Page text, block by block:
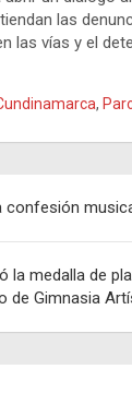
las
las vías y el
,
confesión
la medalla de
de Gimnasia